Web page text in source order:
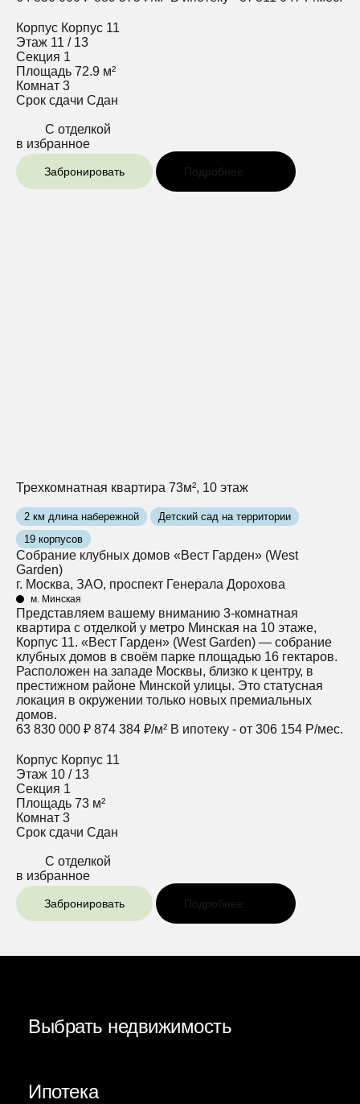
Корпус Корпус 11
Этаж 11 / 13
Секция 1
Площадь 72.9 м²
Комнат 3
Срок сдачи Сдан
С отделкой
в избранное
Забронировать Подробнее
Трехкомнатная квартира 73м², 10 этаж
2 км длина набережной
Детский сад на территории
19 корпусов
Собрание клубных домов «Вест Гарден» (West
Garden)
г. Москва, ЗАО, проспект Генерала Дорохова
м. Минская
Представляем вашему вниманию 3-комнатная
квартира с отделкой у метро Минская на 10 этаже,
Корпус 11. «Вест Гарден» (West Garden) — собрание
клубных домов в своём парке площадью 16 гектаров.
Расположен на западе Москвы, близко к центру, в
престижном районе Минской улицы. Это статусная
локация в окружении только новых премиальных
домов.
63 830 000 ₽ 874 384 ₽/м² В ипотеку - от 306 154 Р/мес.
Корпус Корпус 11
Этаж 10 / 13
Секция 1
Площадь 73 м²
Комнат 3
Срок сдачи Сдан
С отделкой
в избранное
Забронировать Подробнее
Выбрать недвижимость
Ипотека